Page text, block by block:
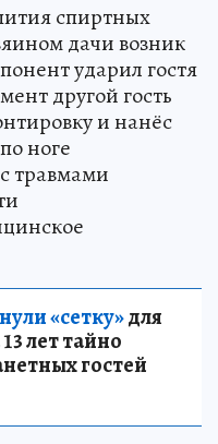
спиртных
дачи возник
ударил гостя
другой гость
и нанёс
ноге
травмами
«сетку»для
лет тайно
гостей